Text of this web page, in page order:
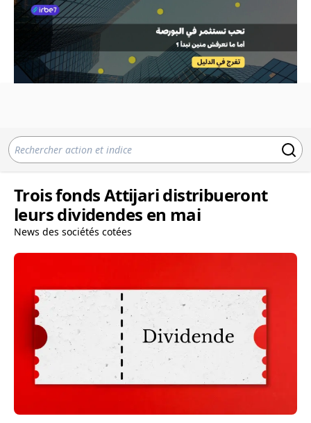
Trois fonds Attijari distribueront
leurs dividendes en mai
News des sociétés cotées